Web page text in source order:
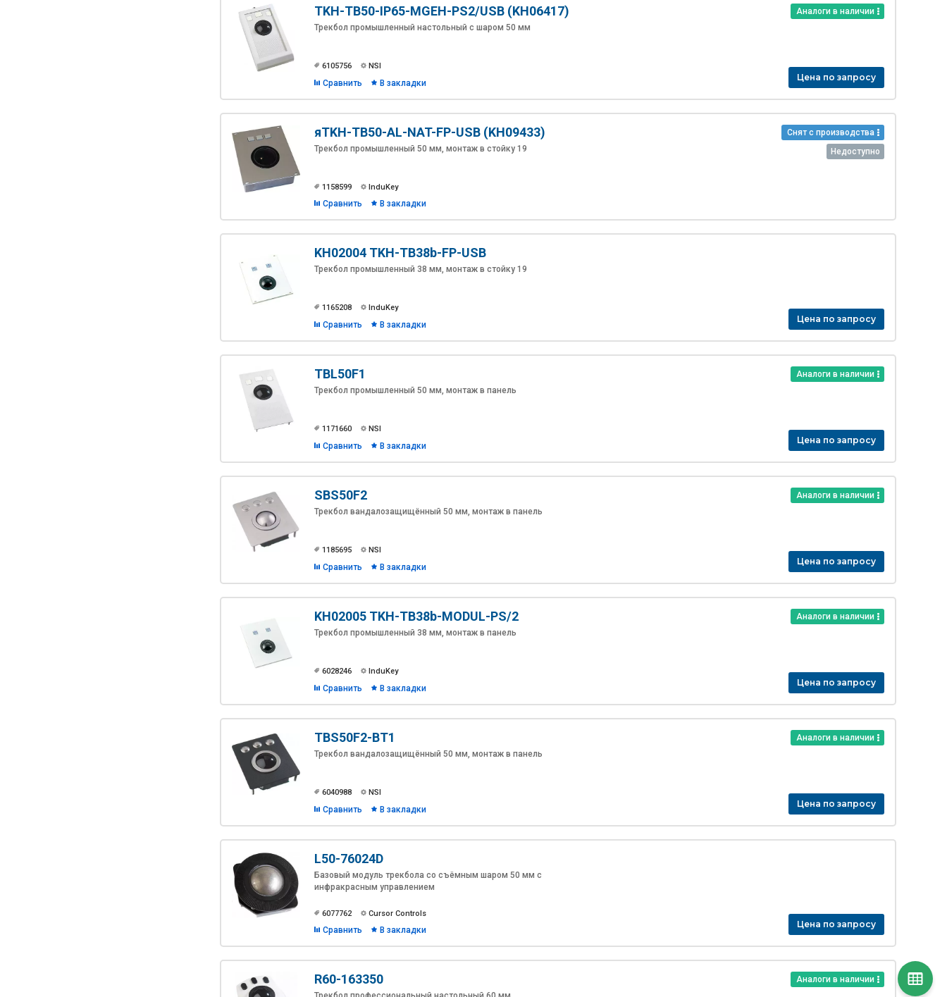
Аналоги в наличии
TKH-TB50-IP65-MGEH-PS2/USB (KH06417)
Трекбол промышленный настольный с шаром 50 мм
6105756 NSI
Сравнить В закладки
Цена по запросу
Снят с производства
Недоступно
яTKH-TB50-AL-NAT-FP-USB (KH09433)
Трекбол промышленный 50 мм, монтаж в стойку 19
1158599 InduKey
Сравнить В закладки
KH02004 TKH-TB38b-FP-USB
Трекбол промышленный 38 мм, монтаж в стойку 19
1165208 InduKey
Сравнить В закладки
Цена по запросу
Аналоги в наличии
TBL50F1
Трекбол промышленный 50 мм, монтаж в панель
1171660 NSI
Сравнить В закладки
Цена по запросу
Аналоги в наличии
SBS50F2
Трекбол вандалозащищённый 50 мм, монтаж в панель
1185695 NSI
Сравнить В закладки
Цена по запросу
Аналоги в наличии
KH02005 TKH-TB38b-MODUL-PS/2
Трекбол промышленный 38 мм, монтаж в панель
6028246 InduKey
Сравнить В закладки
Цена по запросу
Аналоги в наличии
TBS50F2-BT1
Трекбол вандалозащищённый 50 мм, монтаж в панель
6040988 NSI
Сравнить В закладки
Цена по запросу
L50-76024D
Базовый модуль трекбола со съёмным шаром 50 мм с
инфракрасным управлением
6077762 Cursor Controls
Сравнить В закладки
Цена по запросу
Аналоги в наличии
R60-163350